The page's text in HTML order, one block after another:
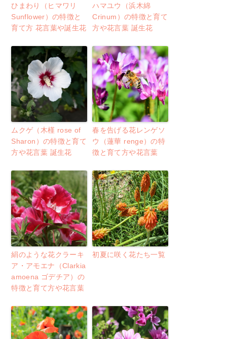
ひまわり（ヒマワリ
Sunflower）の特徴と
育て方 花言葉や誕生花
ハマユウ（浜木綿
Crinum）の特徴と育て
方や花言葉 誕生花
ムクゲ（木槿 rose of
Sharon）の特徴と育て
方や花言葉 誕生花
春を告げる花レンゲソ
ウ（蓮華 renge）の特
徴と育て方や花言葉
絹のような花クラーキ
ア・アモエナ（Clarkia
amoena ゴデチア）の
特徴と育て方や花言葉
初夏に咲く花たち一覧